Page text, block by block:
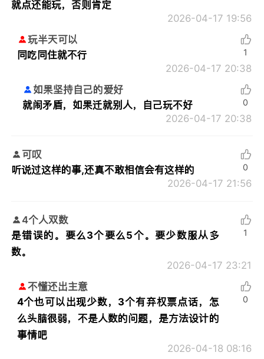
就点还能玩，否则肯定
2026-04-17 19:56
玩半天可以
同吃同住就不行
2026-04-17 20:38
1
如果坚持自己的爱好
就闹矛盾，如果迁就别人，自己玩不好
2026-04-17 20:38
0
可叹
听说过这样的事,还真不敢相信会有这样的
2026-04-17 21:56
0
4个人双数
是错误的。要么3个要么5个。要少数服从多
数。
2026-04-17 23:21
1
不懂还出主意
4个也可以出现少数，3个有弃权票点话，怎
么头脑很弱，不是人数的问题，是方法设计的
事情吧
2026-04-18 08:16
0